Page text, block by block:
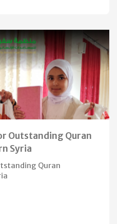
Outstanding Quran
Syria
Quran